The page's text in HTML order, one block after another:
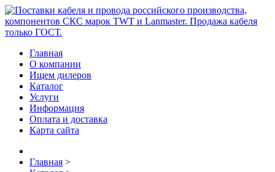
Главная
О компании
Ищем дилеров
Каталог
Услуги
Информация
Оплата и доставка
Карта сайта
Главная >